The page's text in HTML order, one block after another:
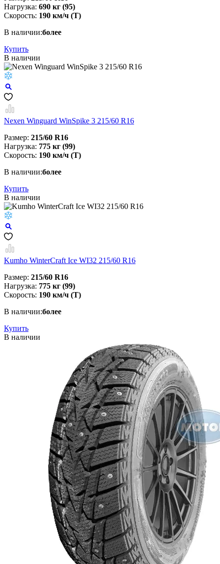
Нагрузка: 690 кг (95)
Скорость: 190 км/ч (Т)
В наличии:более
Купить
В наличии
Nexen Winguard WinSpike 3 215/60 R16
Размер: 215/60 R16
Нагрузка: 775 кг (99)
Скорость: 190 км/ч (T)
В наличии:более
Купить
В наличии
Kumho WinterCraft Ice WI32 215/60 R16
Размер: 215/60 R16
Нагрузка: 775 кг (99)
Скорость: 190 км/ч (T)
В наличии:более
Купить
В наличии